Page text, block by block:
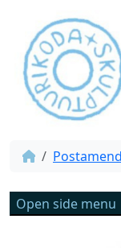
Open side menu